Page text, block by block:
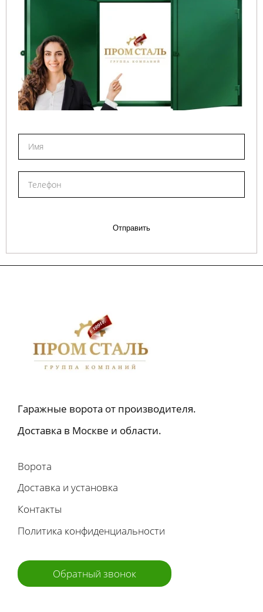
Отправить
Гаражные ворота от производителя.
Доставка в Москве и области.
Ворота
Доставка и установка
Контакты
Политика конфиденциальности
Обратный звонок